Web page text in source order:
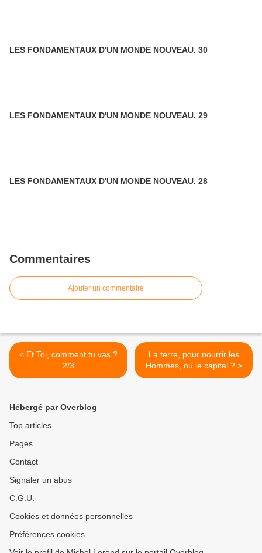
LES FONDAMENTAUX D'UN MONDE NOUVEAU. 30
LES FONDAMENTAUX D'UN MONDE NOUVEAU. 29
LES FONDAMENTAUX D'UN MONDE NOUVEAU. 28
Commentaires
Ajouter un commentaire
< Et Toi, comment tu vas ?
2/3
La terre, pour nourrir les
Hommes, ou le capital ? >
Hébergé par Overblog
Top articles
Pages
Contact
Signaler un abus
C.G.U.
Cookies et données personnelles
Préférences cookies